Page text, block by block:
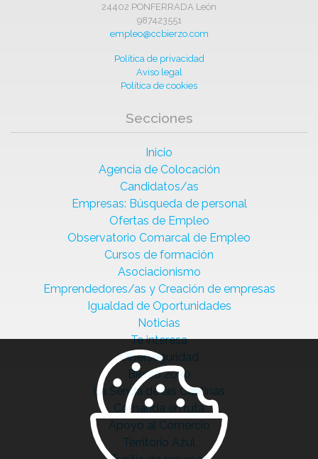
24402 PONFERRADA León
987423551
empleo@ccbierzo.com
Política de privacidad
Aviso legal
Política de cookies
Secciones
Inicio
Agencia de Colocación
Candidatos/as
Empresas: Búsqueda de personal
Ofertas de Empleo
Observatorio Comarcal de Empleo
Cursos de formación
Asociacionismo
Emprendedores/as y Creación de empresas
Igualdad de Oportunidades
Noticias
Te interesa
Ciberseguridad
Bierzo 2030
La Senda de las Cantinas
Comanda en ruta
Apoyo al Comercio
Territorio Azul